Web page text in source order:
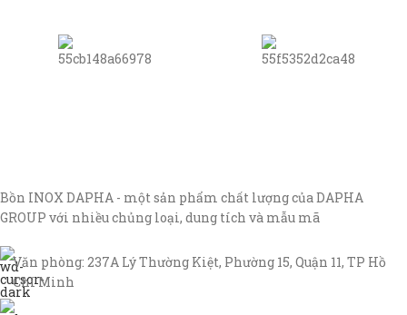
Bồn INOX DAPHA - một sản phẩm chất lượng của DAPHA
GROUP với nhiều chủng loại, dung tích và mẫu mã
Văn phòng: 237A Lý Thường Kiệt, Phường 15, Quận 11, TP Hồ
Chí Minh